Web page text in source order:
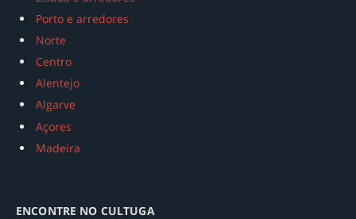
Porto e arredores
Norte
Centro
Alentejo
Algarve
Açores
Madeira
ENCONTRE NO CULTUGA